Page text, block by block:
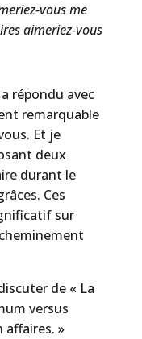
vous me
aimeriez-vous
répondu avec
remarquable
Et je
deux
durant le
Ces
sur
de « La
versus
»